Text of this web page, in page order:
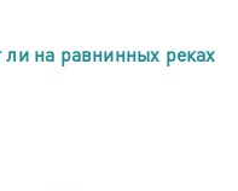
на равнинных реках